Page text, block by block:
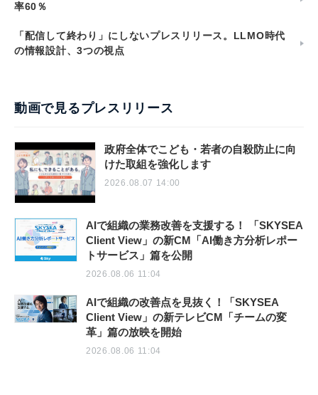
率60％
「配信して終わり」にしないプレスリリース。LLMO時代
の情報設計、3つの視点
動画で見るプレスリリース
政府全体でこども・若者の自殺防止に向
けた取組を強化します
2026.08.07 14:00
AIで組織の業務改善を支援する！ 「SKYSEA
Client View」の新CM「AI働き方分析レポー
トサービス」篇を公開
2026.08.06 11:04
AIで組織の改善点を見抜く！「SKYSEA
Client View」の新テレビCM「チームの変
革」篇の放映を開始
2026.08.06 11:04